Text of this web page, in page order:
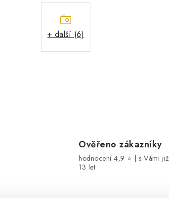
+ další (6)
Ověřeno zákazníky
hodnocení 4,9 ⭐ | s Vámi již
13 let